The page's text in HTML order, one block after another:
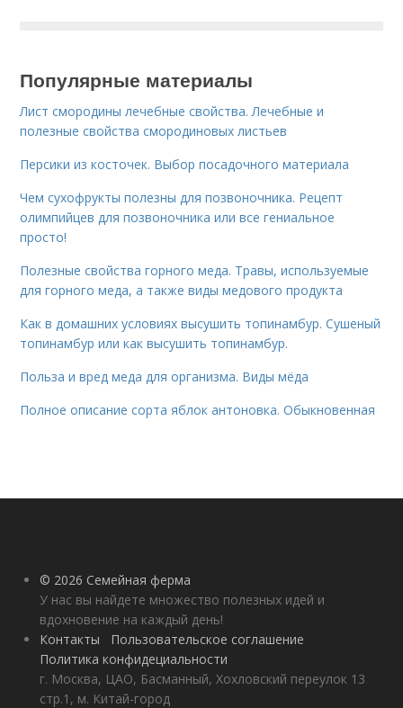
Популярные материалы
Лист смородины лечебные свойства. Лечебные и
полезные свойства смородиновых листьев
Персики из косточек. Выбор посадочного материала
Чем сухофрукты полезны для позвоночника. Рецепт
олимпийцев для позвоночника или все гениальное
просто!
Полезные свойства горного меда. Травы, используемые
для горного меда, а также виды медового продукта
Как в домашних условиях высушить топинамбур. Сушеный
топинамбур или как высушить топинамбур.
Польза и вред меда для организма. Виды мёда
Полное описание сорта яблок антоновка. Обыкновенная
© 2026 Семейная ферма
У нас вы найдете множество полезных идей и
вдохновение на каждый день!
Контакты
Пользовательское соглашение
Политика конфидециальности
г. Москва, ЦАО, Басманный, Хохловский переулок 13
стр.1, м. Китай-город